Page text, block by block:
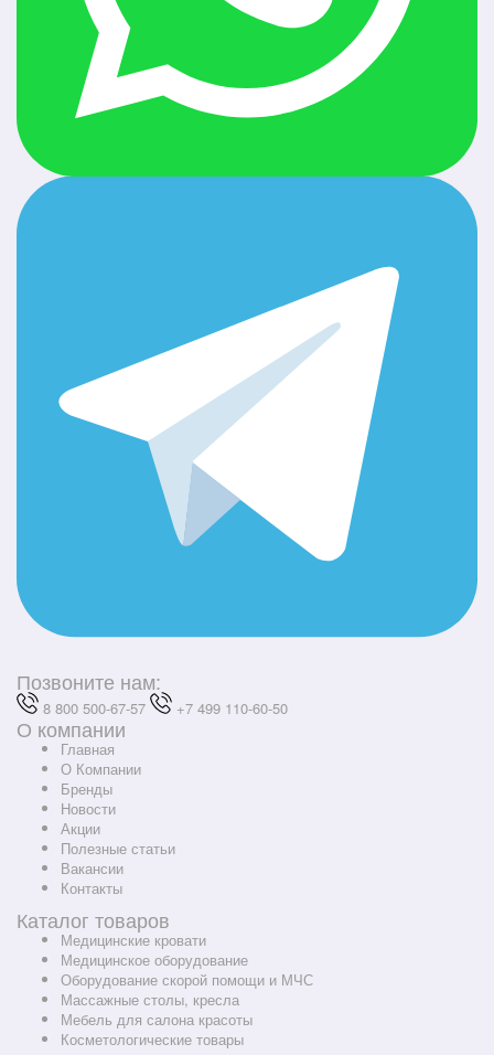
Позвоните нам:
8 800 500-67-57 +7 499 110-60-50
О компании
Главная
О Компании
Бренды
Новости
Акции
Полезные статьи
Вакансии
Контакты
Каталог товаров
Медицинские кровати
Медицинское оборудование
Оборудование скорой помощи и МЧС
Массажные столы, кресла
Мебель для салона красоты
Косметологические товары